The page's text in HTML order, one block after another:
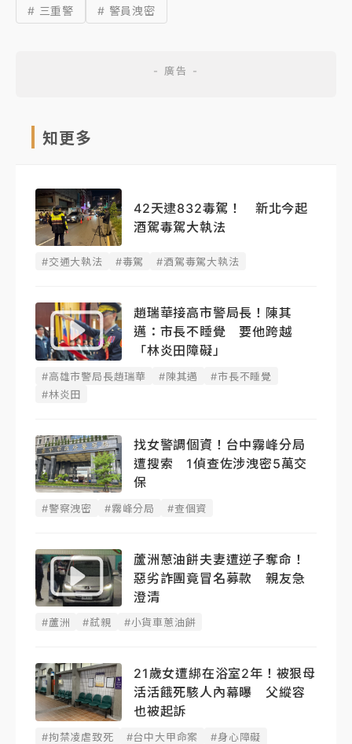
# 三重警 # 警員洩密
知更多
42天逮832毒駕！ 新北今起
酒駕毒駕大執法
#交通大執法 #毒駕 #酒駕毒駕大執法
趙瑞華接高市警局長！陳其
邁：市長不睡覺 要他跨越
「林炎田障礙」
#高雄市警局長趙瑞華 #陳其邁
#市長不睡覺
#林炎田
找女警調個資！台中霧峰分局
遭搜索 1偵查佐涉洩密5萬交
保
#警察洩密 #霧峰分局 #查個資
蘆洲蔥油餅夫妻遭逆子奪命！
惡劣詐團竟冒名募款 親友急
澄清
#蘆洲 #弒親 #小貨車蔥油餅
21歲女遭綁在浴室2年！被狠母
活活餓死駭人內幕曝 父縱容
也被起訴
#拘禁凌虐致死 #台中大甲命案 #身心障礙